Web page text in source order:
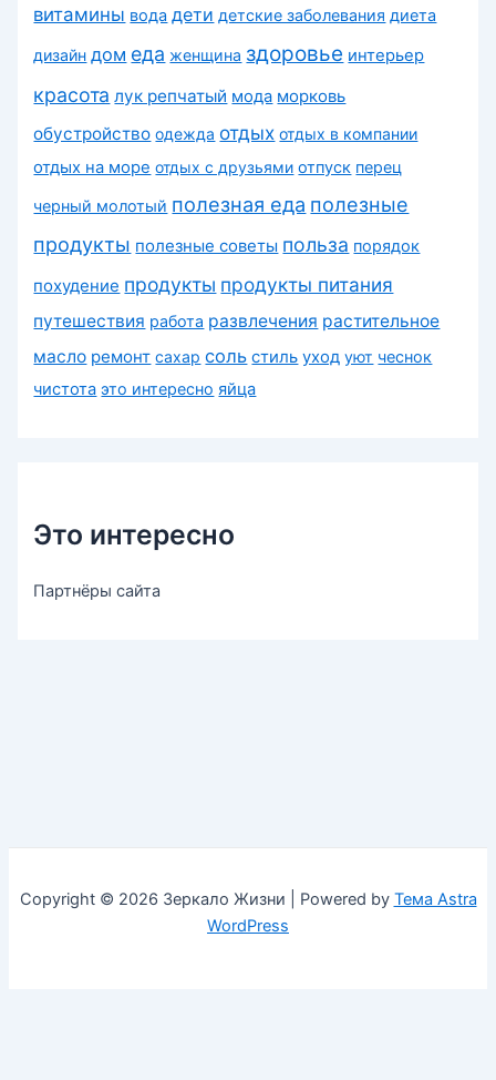
витамины вода дети детские заболевания диета
дизайн дом еда женщина здоровье интерьер
красота лук репчатый мода морковь
обустройство одежда отдых отдых в компании
отдых на море отдых с друзьями отпуск перец
черный молотый полезная еда полезные
продукты полезные советы польза порядок
похудение продукты продукты питания
путешествия работа развлечения растительное
масло ремонт сахар соль стиль уход уют чеснок
чистота это интересно яйца
Это интересно
Партнёры сайта
Copyright © 2026 Зеркало Жизни | Powered by Тема Astra
WordPress